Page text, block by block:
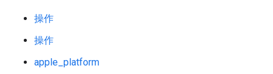
操作
操作
apple_platform